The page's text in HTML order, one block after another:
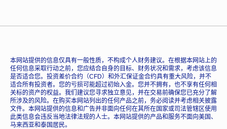
本网站提供的信息仅具有一般性质，不构成个人财务建议。在根据本网站上的
任何信息采取行动之前，您应结合自身的目标、财务状况和需求，考虑该信息
是否适合您。投资差价合约（CFD）和外汇保证金合约具有重大风险，并不
适合所有投资者。您的亏损可能超过初始入金。您并不拥有，也不享有任何相
关标的资产的权益。我们建议您寻求独立意见，并在交易前确保您已充分了解
所涉及的风险。在购买本网站列出的任何产品之前，务必阅读并考虑相关披露
文件。本网站提供的信息和广告并非面向任何在其所在国家或司法管辖区使用
此类信息会违反当地法律法规的人士。本网站提供的产品和服务不面向美国、
马来西亚和泰国居民。